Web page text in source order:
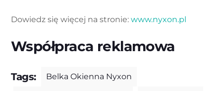
Dowiedz się więcej na stronie: www.nyxon.pl
Współpraca reklamowa
Tags: Belka Okienna Nyxon